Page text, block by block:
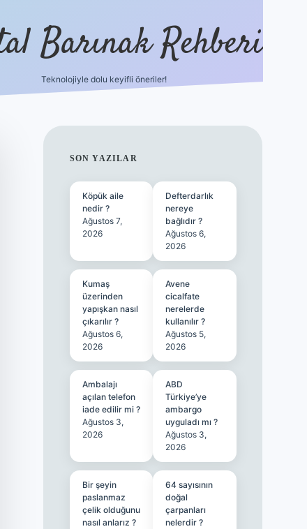
Barınak Rehberi
Teknolojiyle dolu keyifli öneriler!
SIDEBAR
SON YAZILAR
Köpük aile
nedir ?
Ağustos 7,
2026
Defterdarlık
nereye
bağlıdır ?
Ağustos 6,
2026
Kumaş
üzerinden
yapışkan nasıl
çıkarılır ?
Ağustos 6,
2026
Avene
cicalfate
nerelerde
kullanılır ?
Ağustos 5,
2026
Ambalajı
açılan telefon
iade edilir mi ?
Ağustos 3,
2026
ABD
Türkiye’ye
ambargo
uyguladı mı ?
Ağustos 3,
2026
Bir şeyin
paslanmaz
çelik olduğunu
nasıl anlarız ?
64 sayısının
doğal
çarpanları
nelerdir ?
hiltonbet güncel giriş